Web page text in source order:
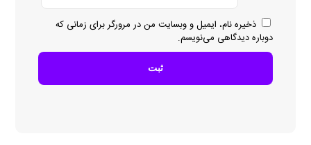
ذخیره نام، ایمیل و وبسایت من در مرورگر برای زمانی که
دوباره دیدگاهی می‌نویسم.